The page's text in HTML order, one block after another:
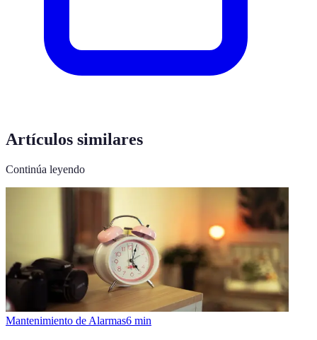
Artículos similares
Continúa leyendo
Mantenimiento de Alarmas6 min